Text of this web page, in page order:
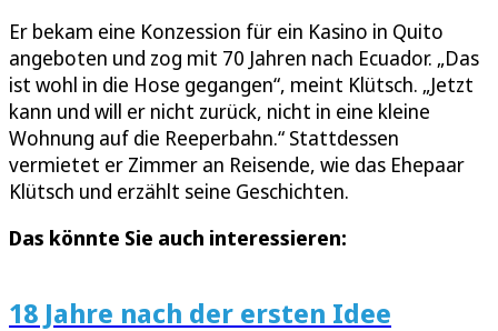
Er bekam eine Konzession für ein Kasino in Quito
angeboten und zog mit 70 Jahren nach Ecuador. „Das
ist wohl in die Hose gegangen“, meint Klütsch. „Jetzt
kann und will er nicht zurück, nicht in eine kleine
Wohnung auf die Reeperbahn.“ Stattdessen
vermietet er Zimmer an Reisende, wie das Ehepaar
Klütsch und erzählt seine Geschichten.
Das könnte Sie auch interessieren:
18 Jahre nach der ersten Idee